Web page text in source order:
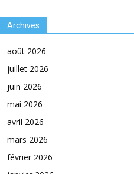
Archives
août 2026
juillet 2026
juin 2026
mai 2026
avril 2026
mars 2026
février 2026